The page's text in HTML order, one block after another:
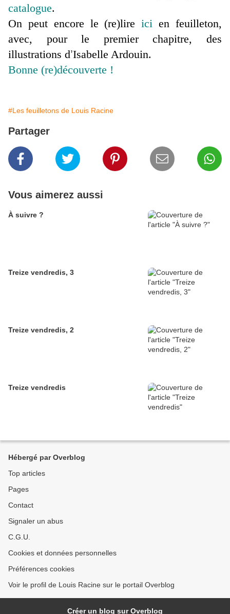
catalogue.
On peut encore le (re)lireici en feuilleton,
avec, pour le premier chapitre, des
illustrations d’Isabelle Ardouin.
Bonne (re)découverte !
#Les feuilletons de Louis Racine
Partager
Vous aimerez aussi
À suivre ?
Treize vendredis, 3
Treize vendredis, 2
Treize vendredis
Hébergé par Overblog
Top articles
Pages
Contact
Signaler un abus
C.G.U.
Cookies et données personnelles
Préférences cookies
Voir le profil de Louis Racine sur le portail Overblog
Créer un blog sur Overblog